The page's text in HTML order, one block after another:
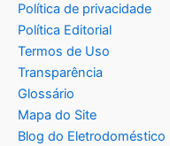
Política de privacidade
Política Editorial
Termos de Uso
Transparência
Glossário
Mapa do Site
Blog do Eletrodoméstico